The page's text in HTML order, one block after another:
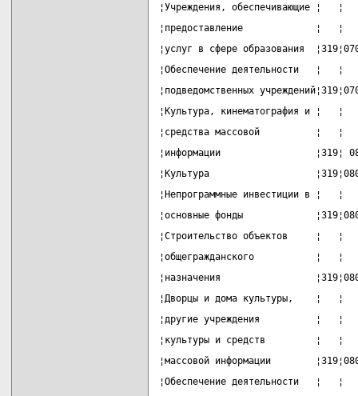
¦Учреждения,
¦предоставление             ¦
¦услуг в сфере образования
¦Обеспечение деятельности
¦подведомственных
¦Культура, кинематография
¦средства массовой
¦информации
¦Культура
¦Непрограммные инвестиции
¦основные фонды
¦Строительство объектов
¦общегражданского
¦назначения
¦Дворцы и дома культуры,
¦другие учреждения
¦культуры и средств
¦массовой информации
¦Обеспечение деятельности